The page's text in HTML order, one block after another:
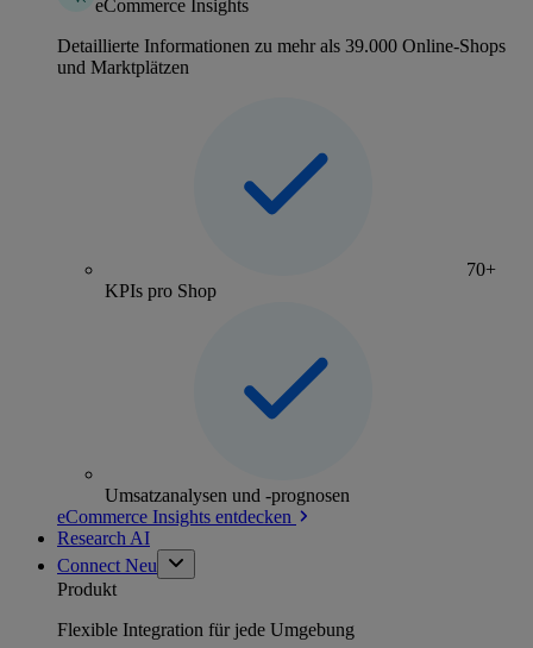
eCommerce Insights
Detaillierte Informationen zu mehr als 39.000 Online-Shops
und Marktplätzen
70+
KPIs pro Shop
Umsatzanalysen und -prognosen
eCommerce Insights entdecken
Research AI
Connect Neu
Produkt
Flexible Integration für jede Umgebung